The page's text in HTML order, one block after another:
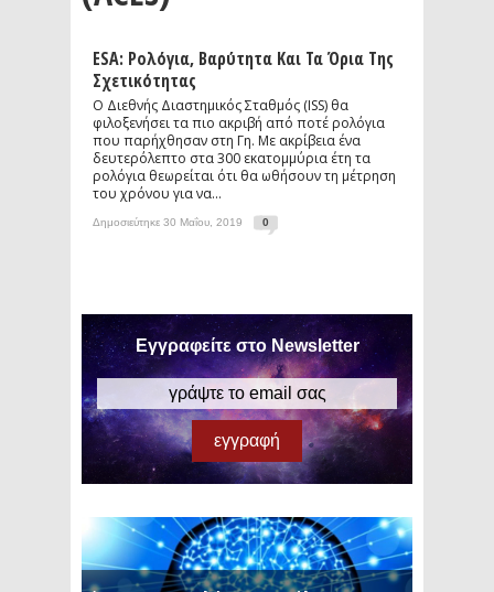
ESA: Ρολόγια, Βαρύτητα Και Τα Όρια Της
Σχετικότητας
Ο Διεθνής Διαστημικός Σταθμός (ISS) θα
φιλοξενήσει τα πιο ακριβή από ποτέ ρολόγια
που παρήχθησαν στη Γη. Με ακρίβεια ένα
δευτερόλεπτο στα 300 εκατομμύρια έτη τα
ρολόγια θεωρείται ότι θα ωθήσουν τη μέτρηση
του χρόνου για να...
Δημοσιεύτηκε 30 Μαΐου, 2019 0
Εγγραφείτε στο Newsletter